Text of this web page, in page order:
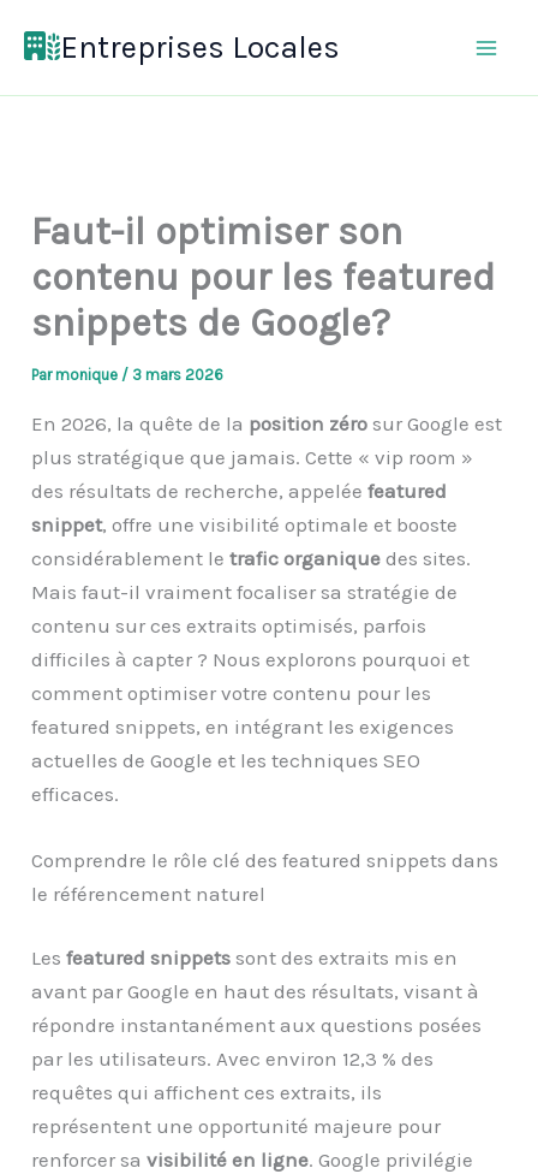
Entreprises Locales
Faut-il optimiser son
contenu pour les featured
snippets de Google?
Parmonique / 3 mars 2026
En 2026, la quête de la position zéro sur Google est
plus stratégique que jamais. Cette « vip room »
des résultats de recherche, appeléefeatured
snippet, offre une visibilité optimale et booste
considérablement letrafic organique des sites.
Mais faut-il vraiment focaliser sa stratégie de
contenu sur ces extraits optimisés, parfois
difficiles à capter ? Nous explorons pourquoi et
comment optimiser votre contenu pour les
featured snippets, en intégrant les exigences
actuelles de Google et les techniques SEO
efficaces.
Comprendre le rôle clé des featured snippets dans
le référencement naturel
Lesfeatured snippets sont des extraits mis en
avant par Google en haut des résultats, visant à
répondre instantanément aux questions posées
par les utilisateurs. Avec environ 12,3 % des
requêtes qui affichent ces extraits, ils
représentent une opportunité majeure pour
renforcer savisibilité en ligne. Google privilégie